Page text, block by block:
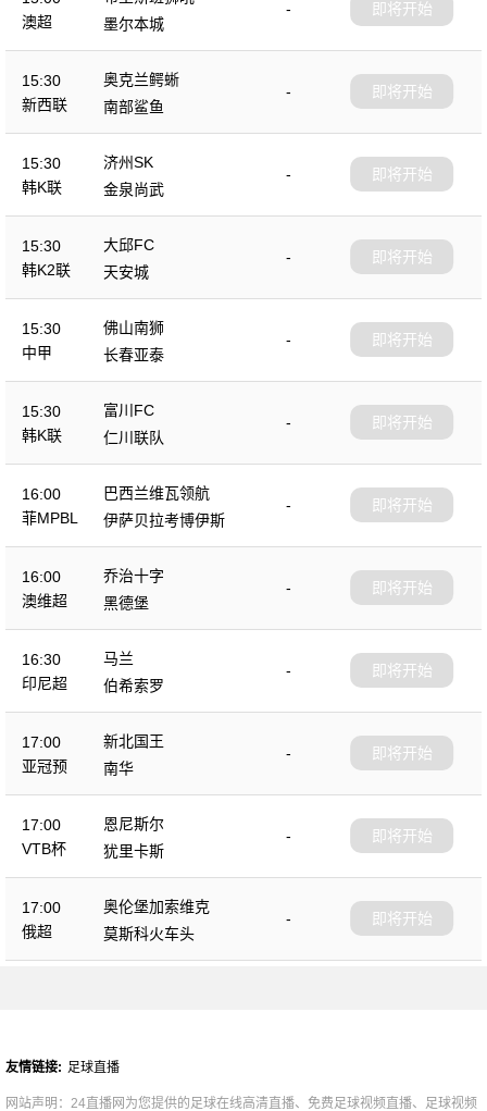
澳超
-
墨尔本城
即将开始
15:30
新西联
奥克兰鳄蜥
-
南部鲨鱼
即将开始
15:30
韩K联
济州SK
-
金泉尚武
即将开始
15:30
韩K2联
大邱FC
-
天安城
即将开始
15:30
中甲
佛山南狮
-
长春亚泰
即将开始
15:30
韩K联
富川FC
-
仁川联队
即将开始
16:00
菲MPBL
巴西兰维瓦领航
-
伊萨贝拉考博伊斯
即将开始
16:00
澳维超
乔治十字
-
黑德堡
即将开始
16:30
印尼超
马兰
-
伯希索罗
即将开始
17:00
亚冠预
新北国王
-
南华
即将开始
17:00
VTB杯
恩尼斯尔
-
犹里卡斯
即将开始
17:00
俄超
奥伦堡加索维克
-
莫斯科火车头
即将开始
友情链接: 足球直播
网站声明：24直播网为您提供的足球在线高清直播、免费足球视频直播、足球视频